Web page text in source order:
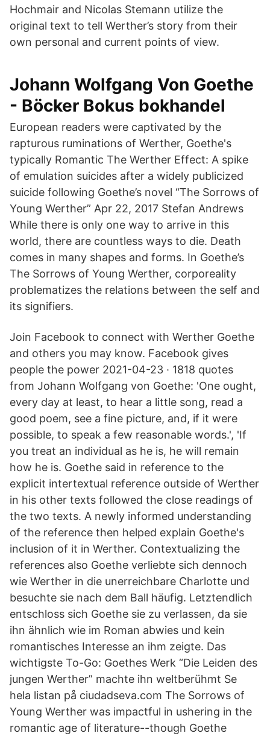
Hochmair and Nicolas Stemann utilize the
original text to tell Werther’s story from their
own personal and current points of view.
Johann Wolfgang Von Goethe
- Böcker Bokus bokhandel
European readers were captivated by the
rapturous ruminations of Werther, Goethe's
typically Romantic The Werther Effect: A spike
of emulation suicides after a widely publicized
suicide following Goethe’s novel “The Sorrows of
Young Werther” Apr 22, 2017 Stefan Andrews
While there is only one way to arrive in this
world, there are countless ways to die. Death
comes in many shapes and forms. In Goethe’s
The Sorrows of Young Werther, corporeality
problematizes the relations between the self and
its signifiers.
Join Facebook to connect with Werther Goethe
and others you may know. Facebook gives
people the power 2021-04-23 · 1818 quotes
from Johann Wolfgang von Goethe: 'One ought,
every day at least, to hear a little song, read a
good poem, see a fine picture, and, if it were
possible, to speak a few reasonable words.', 'If
you treat an individual as he is, he will remain
how he is. Goethe said in reference to the
explicit intertextual reference outside of Werther
in his other texts followed the close readings of
the two texts. A newly informed understanding
of the reference then helped explain Goethe's
inclusion of it in Werther. Contextualizing the
references also Goethe verliebte sich dennoch
wie Werther in die unerreichbare Charlotte und
besuchte sie nach dem Ball häufig. Letztendlich
entschloss sich Goethe sie zu verlassen, da sie
ihn ähnlich wie im Roman abwies und kein
romantisches Interesse an ihm zeigte. Das
wichtigste To-Go: Goethes Werk “Die Leiden des
jungen Werther” machte ihn weltberühmt Se
hela listan på ciudadseva.com The Sorrows of
Young Werther was impactful in ushering in the
romantic age of literature--though Goethe